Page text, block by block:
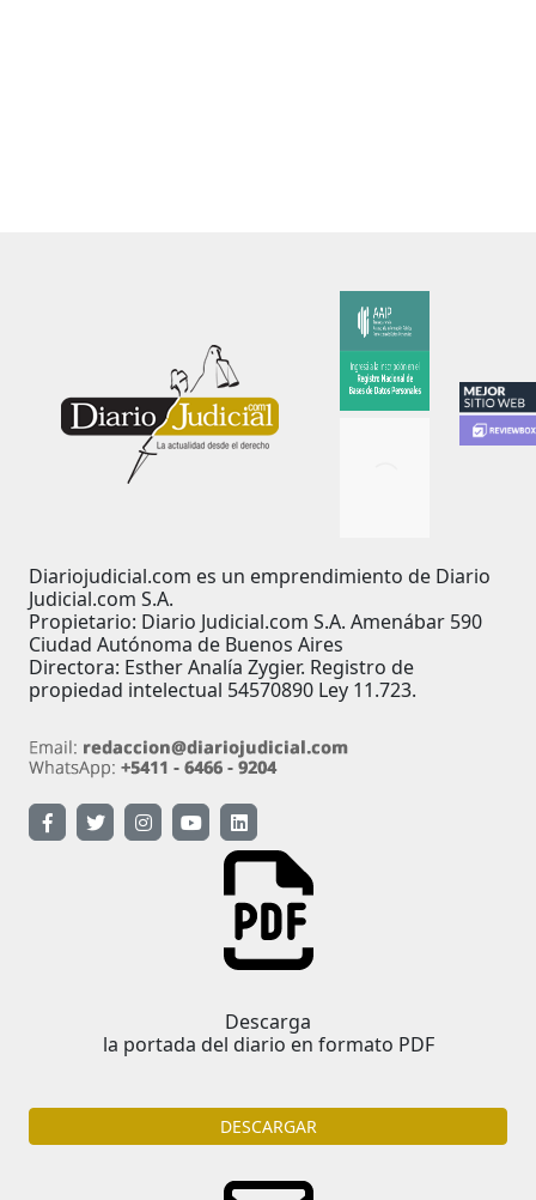
Diariojudicial.com es un emprendimiento de Diario
Judicial.com S.A.
Propietario: Diario Judicial.com S.A. Amenábar 590
Ciudad Autónoma de Buenos Aires
Directora: Esther Analía Zygier. Registro de
propiedad intelectual 54570890 Ley 11.723.
Descarga
la portada del diario en formato PDF
DESCARGAR